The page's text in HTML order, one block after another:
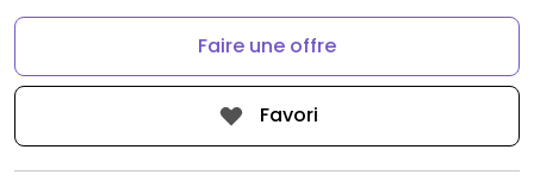
Faire une offre
Favori